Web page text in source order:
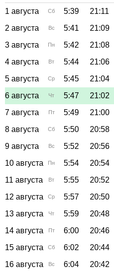
1 августа Сб 5:39 21:11
2 августа
Вс 5:41 21:09
3 августа
Пн 5:42 21:08
4 августа
Вт 5:44 21:06
5 августа
Ср 5:45 21:04
6 августа
Чт 5:47 21:02
7 августа
Пт 5:49 21:00
8 августа
Сб 5:50 20:58
9 августа
Вс 5:52 20:56
10 августа
Пн 5:54 20:54
11 августа
Вт 5:55 20:52
12 августа
Ср 5:57 20:50
13 августа
Чт 5:59 20:48
14 августа
Пт 6:00 20:46
15 августа
Сб 6:02 20:44
16 августа
Вс 6:04 20:42